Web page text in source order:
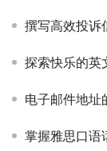
撰写高效投诉信：
探索快乐的英文表达
电子邮件地址的
掌握雅思口语话题范文